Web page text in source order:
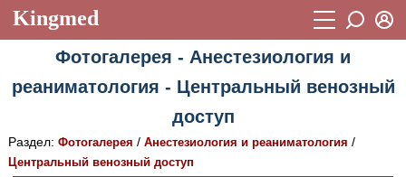
Kingmed
Учебный материал
Видеогалерея 899
Истории болезней 1268
Фотогалерея - Анестезиология и
реаниматология - Центральный венозный
доступ
Раздел: Фотогалерея / Анестезиология и реаниматология /
Центральный венозный доступ